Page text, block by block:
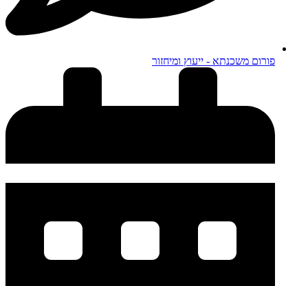
פורום משכנתא - ייעוץ ומיחזור